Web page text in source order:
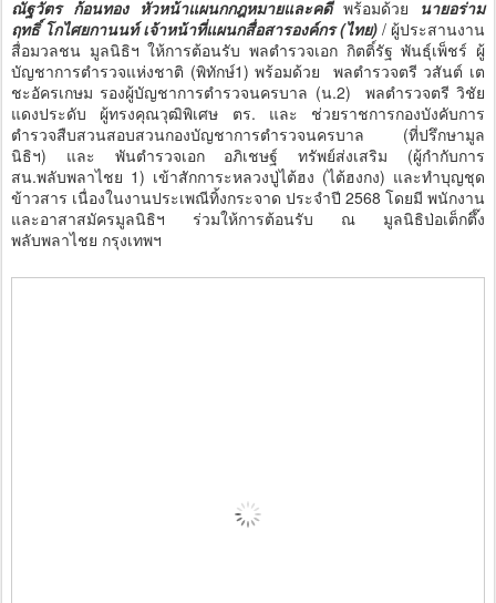
ณัฐวัตร ก้อนทอง หัวหน้าแผนกกฎหมายและคดีพร้อมด้วย นายอร่าม
ฤทธิ์ โกไศยกานนท์ เจ้าหน้าที่แผนกสื่อสารองค์กร (ไทย) / ผู้ประสานงาน
สื่อมวลชน มูลนิธิฯ ให้การต้อนรับ พลตำรวจเอก กิตติ์รัฐ พันธุ์เพ็ชร์ ผู้
บัญชาการตำรวจแห่งชาติ (พิทักษ์1) พร้อมด้วย พลตำรวจตรี วสันต์ เต
ชะอัครเกษม รองผู้บัญชาการตำรวจนครบาล (น.2) พลตำรวจตรี วิชัย
แดงประดับ ผู้ทรงคุณวุฒิพิเศษ ตร. และ ช่วยราชการกองบังคับการ
ตำรวจสืบสวนสอบสวนกองบัญชาการตำรวจนครบาล (ที่ปรึกษามูล
นิธิฯ) และ พันตำรวจเอก อภิเชษฐ์ ทรัพย์ส่งเสริม (ผู้กำกับการ
สน.พลับพลาไชย 1) เข้าสักการะหลวงปู่ไต้ฮง (ไต้ฮงกง) และทำบุญชุด
ข้าวสาร เนื่องในงานประเพณีทิ้งกระจาด ประจำปี 2568 โดยมี พนักงาน
และอาสาสมัครมูลนิธิฯ ร่วมให้การต้อนรับ ณ มูลนิธิป่อเต็กตึ๊ง
พลับพลาไชย กรุงเทพฯ